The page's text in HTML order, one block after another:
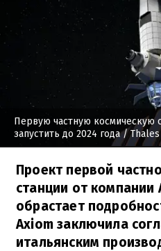
Первую частную космическую
запустить до 2024 года/ Thales
Проект первой
станции от компании
обрастает
Axiom заключила
итальянским